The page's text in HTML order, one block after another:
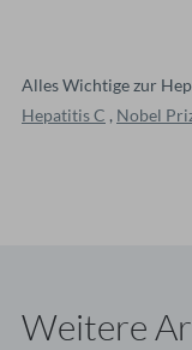
Alles Wichtige zur
Hepatitis C , Nobel
Weitere